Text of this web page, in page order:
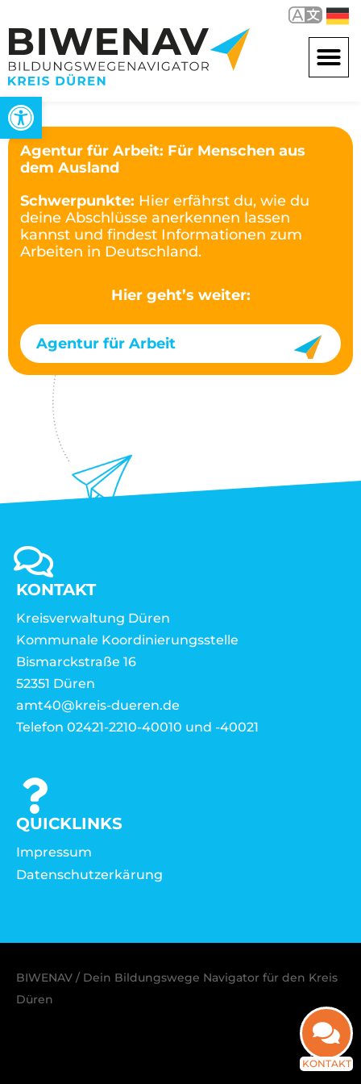
Werkzeugleiste öffnen
Agentur für Arbeit: Für Menschen aus
dem Ausland
Schwerpunkte: Hier erfährst du, wie du
deine Abschlüsse anerkennen lassen
kannst und findest Informationen zum
Arbeiten in Deutschland.
Hier geht’s weiter:
Agentur für Arbeit
KONTAKT
Kreisverwaltung Düren
Kommunale Koordinierungsstelle
Bismarckstraße 16
52351 Düren
amt40@kreis-dueren.de
Telefon 02421-2210-40010 und -40021
QUICKLINKS
Impressum
Datenschutzerkärung
BIWENAV / Dein Bildungswege Navigator für den Kreis
Düren
KONTAKT